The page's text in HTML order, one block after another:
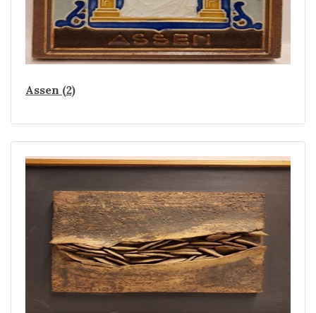
Assen (2)